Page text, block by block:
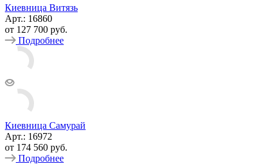
Киевница Витязь
Арт.: 16860
от 127 700 руб.
Подробнее
Киевница Самурай
Арт.: 16972
от 174 560 руб.
Подробнее